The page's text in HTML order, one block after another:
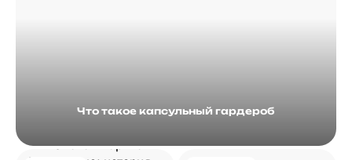
Что такое капсульный гардероб